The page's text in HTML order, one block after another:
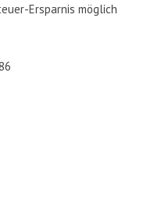
Ersparnis möglich